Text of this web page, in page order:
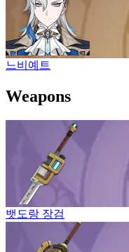
느비예트
Weapons
뱃도랑 장검